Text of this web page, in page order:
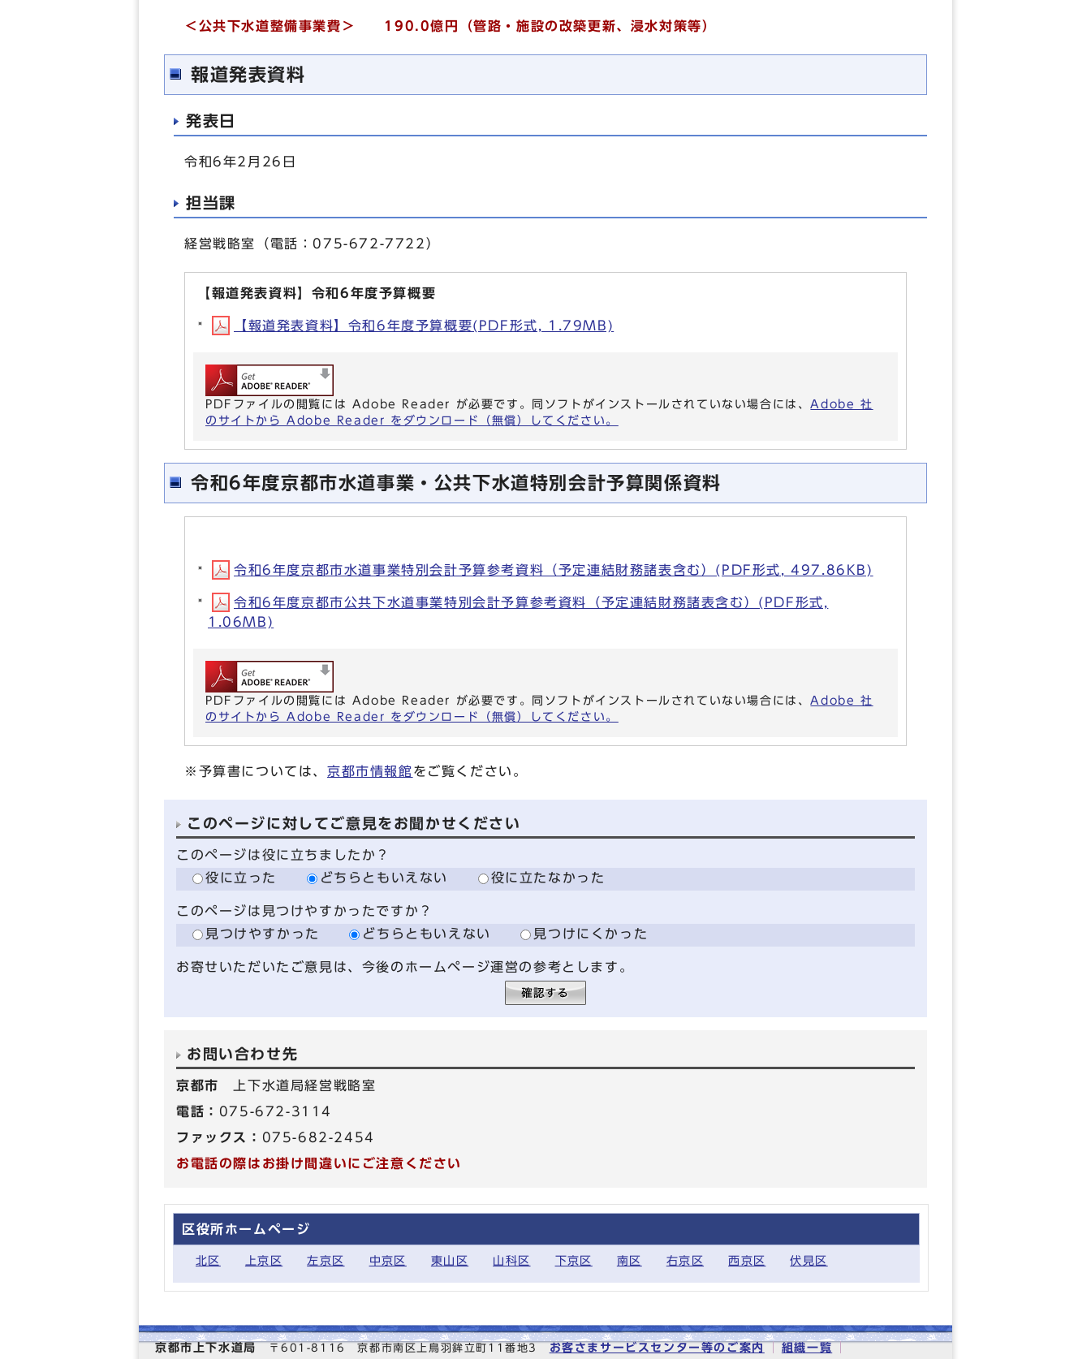
＜公共下水道整備事業費＞ 190.0億円（管路・施設の改築更新、浸水対策等）
報道発表資料
発表日
令和6年2月26日
担当課
経営戦略室（電話：075-672-7722）
【報道発表資料】令和6年度予算概要
【報道発表資料】令和6年度予算概要(PDF形式, 1.79MB)
PDFファイルの閲覧には Adobe Reader が必要です。同ソフトがインストールされていない場合には、Adobe 社
のサイトから Adobe Reader をダウンロード（無償）してください。
令和6年度京都市水道事業・公共下水道特別会計予算関係資料
令和6年度京都市水道事業特別会計予算参考資料（予定連結財務諸表含む）(PDF形式, 497.86KB)
令和6年度京都市公共下水道事業特別会計予算参考資料（予定連結財務諸表含む）(PDF形式,
1.06MB)
PDFファイルの閲覧には Adobe Reader が必要です。同ソフトがインストールされていない場合には、Adobe 社
のサイトから Adobe Reader をダウンロード（無償）してください。
※予算書については、 京都市情報館をご覧ください。
このページに対してご意見をお聞かせください
このページは役に立ちましたか？
役に立った
どちらともいえない 役に立たなかった
このページは見つけやすかったですか？
見つけやすかった
どちらともいえない 見つけにくかった
お寄せいただいたご意見は、今後のホームページ運営の参考とします。
お問い合わせ先
京都市
上下水道局経営戦略室
電話： 075-672-3114
ファックス： 075-682-2454
お電話の際はお掛け間違いにご注意ください
区役所ホームページ
北区 上京区 左京区 中京区 東山区 山科区 下京区 南区 右京区 西京区 伏見区
京都市上下水道局 〒601-8116 京都市南区上鳥羽鉾立町11番地3 お客さまサービスセンター等のご案内 組織一覧